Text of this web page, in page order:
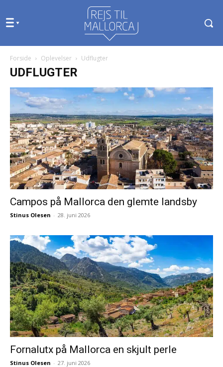
Forside Oplevelser Udflugter
UDFLUGTER
Campos på Mallorca den glemte landsby
Stinus Olesen - 28. juni 2026
Fornalutx på Mallorca en skjult perle
Stinus Olesen - 27. juni 2026